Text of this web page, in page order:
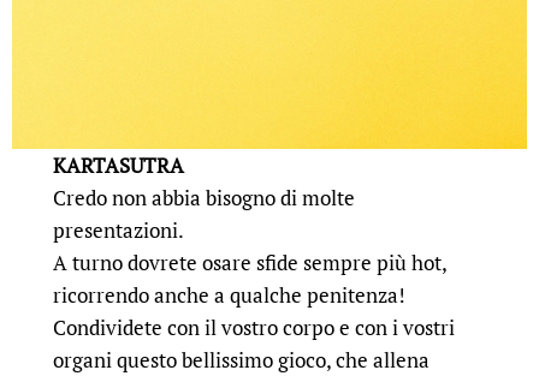
KARTASUTRA
Credo non abbia bisogno di molte
presentazioni.
A turno dovrete osare sfide sempre più hot,
ricorrendo anche a qualche penitenza!
Condividete con il vostro corpo e con i vostri
organi questo bellissimo gioco, che allena